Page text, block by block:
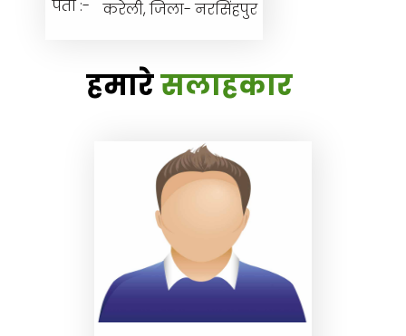
पता :-
करेली, जिला- नरसिंहपुर
हमारेसलाहकार